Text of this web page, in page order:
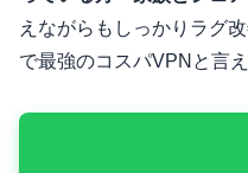
えながらもしっかりラグ
で最強のコスパVPNと言